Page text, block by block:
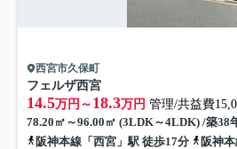
西宮市久保町
フェルザ西宮
14.5万円～ 18.3万円 管理/共益費
78.20㎡～96.00㎡ (3LDK～4LDK) /築38
阪神本線「西宮」駅 徒歩17分
阪神本線「